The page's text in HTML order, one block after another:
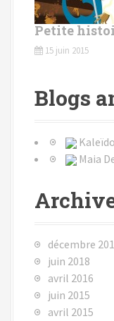
Petite
15 juin 2015
Blogs
Maia
décembre
juin 2018
avril 2016
juin 2015
avril 2015